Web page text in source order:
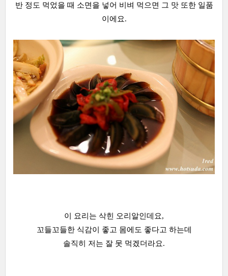
반 정도 먹었을 때 소면을 넣어 비벼 먹으면 그 맛 또한 일품
이에요.
이 요리는 삭힌 오리알인데요,
꼬들꼬들한 식감이 좋고 몸에도 좋다고 하는데
솔직히 저는 잘 못 먹겠더라요.